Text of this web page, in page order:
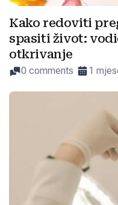
Kako redoviti
spasiti život:
otkrivanje
0 comments 1